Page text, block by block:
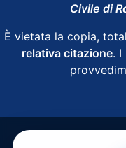
Civile di
È vietata la copia,
relativa citazione. I